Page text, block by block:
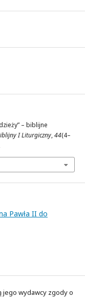
– biblijne
I Liturgiczny,44(4–
Pawła II do
jego wydawcy zgody o